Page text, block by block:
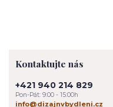
Kontaktujte nás
+421 940 214 829
Pon-Pát: 9:00 - 15:00h
info@dizajnvbydleni.cz